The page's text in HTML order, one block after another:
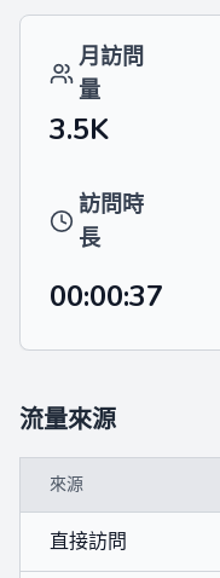
月訪問
量
3.5K
訪問時
長
00:00:37
流量來源
來源
直接訪問